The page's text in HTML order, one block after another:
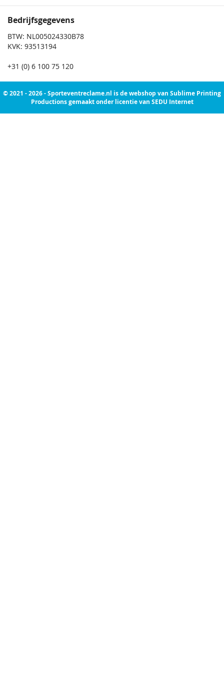
Bedrijfsgegevens
BTW: NL005024330B78
KVK: 93513194
+31 (0) 6 100 75 120
© 2021 - 2026 - Sporteventreclame.nl is de webshop van Sublime Printing
Productions gemaakt onder licentie van SEDU Internet